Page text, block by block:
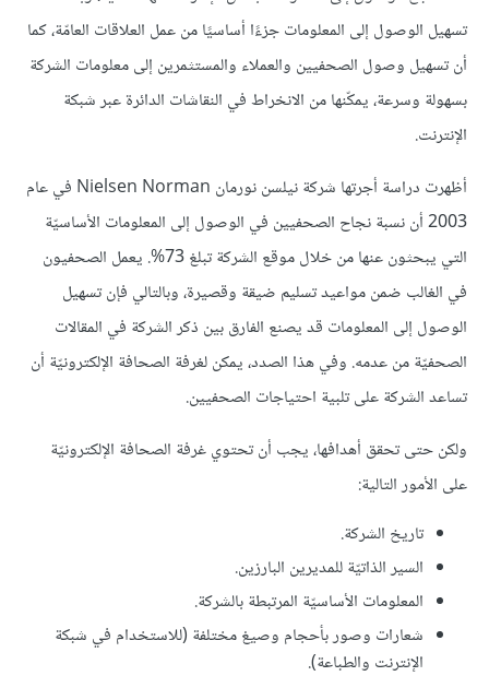
تسهيل الوصول إلى المعلومات جزءًا أساسيًا من عمل العلاقات العامّة، كما
أن تسهيل وصول الصحفيين والعملاء والمستثمرين إلى معلومات الشركة
بسهولة وسرعة، يمكّنها من الانخراط في النقاشات الدائرة عبر شبكة
الإنترنت.
أظهرت دراسة أجرتها شركة نيلسن نورمان Nielsen Norman في عام
2003 أن نسبة نجاح الصحفيين في الوصول إلى المعلومات الأساسيّة
التي يبحثون عنها من خلال موقع الشركة تبلغ 73%. يعمل الصحفيون
في الغالب ضمن مواعيد تسليم ضيقة وقصيرة، وبالتالي فإن تسهيل
الوصول إلى المعلومات قد يصنع الفارق بين ذكر الشركة في المقالات
الصحفيّة من عدمه. وفي هذا الصدد، يمكن لغرفة الصحافة الإلكترونيّة أن
تساعد الشركة على تلبية احتياجات الصحفيين.
ولكن حتى تحقق أهدافها، يجب أن تحتوي غرفة الصحافة الإلكترونيّة
على الأمور التالية:
تاريخ الشركة.
السير الذاتيّة للمديرين البارزين.
المعلومات الأساسيّة المرتبطة بالشركة.
شعارات وصور بأحجام وصيغ مختلفة (للاستخدام في شبكة
الإنترنت والطباعة).